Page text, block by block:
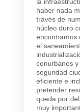
haber nada
través de
núcleo duro
encontramos
el
conurbanos
seguridad
eficiente e
pretender
queda por
muy